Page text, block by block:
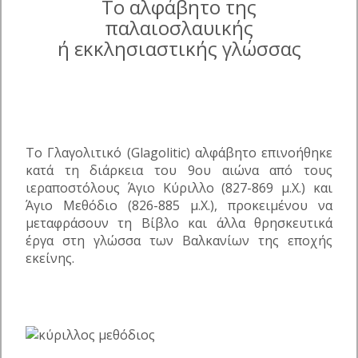
Το αλφάβητο της
παλαιοσλαυικής
ή εκκλησιαστικής γλώσσας
Το Γλαγολιτικό (Glagolitic) αλφάβητο επινοήθηκε
κατά τη διάρκεια του 9ου αιώνα από τους
ιεραποστόλους Άγιο Κύριλλο (827-869 μ.Χ.) και
Άγιο Μεθόδιο (826-885 μ.Χ.), προκειμένου να
μεταφράσουν τη Βίβλο και άλλα θρησκευτικά
έργα στη γλώσσα των Βαλκανίων της εποχής
εκείνης.